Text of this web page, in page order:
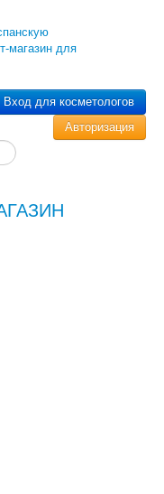
Вход для косметологов
Авторизация